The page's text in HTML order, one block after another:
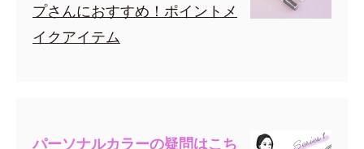
プさんにおすすめ！ポイントメ
イクアイテム
パーソナルカラーの疑問はこち